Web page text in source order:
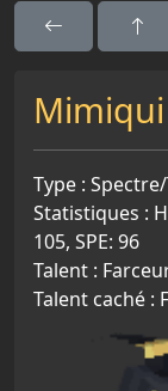
Mimiqui
Type :
Statistiques :
105, SPE: 96
Talent :
Talent caché :